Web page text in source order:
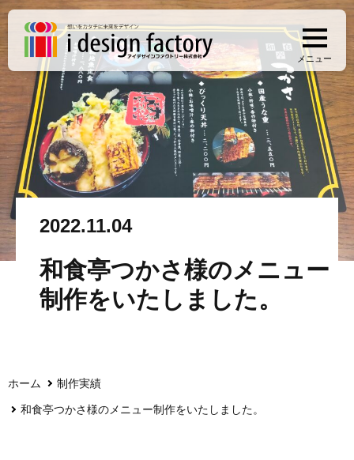
メニュー
2022.11.04
和食亭つかさ様のメニュー
制作をいたしました。
ホーム 制作実績
和食亭つかさ様のメニュー制作をいたしました。